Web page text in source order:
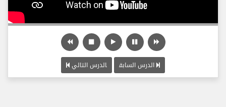
الدرس السابق الدرس التالي